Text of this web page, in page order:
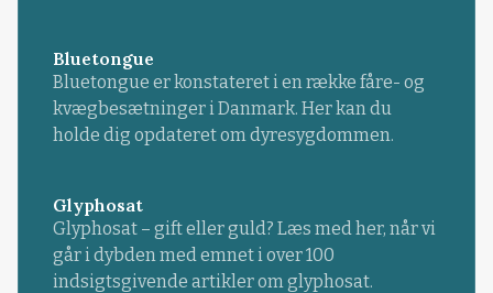
Bluetongue
Bluetongue er konstateret i en række fåre- og
kvægbesætninger i Danmark. Her kan du
holde dig opdateret om dyresygdommen.
Glyphosat
Glyphosat – gift eller guld? Læs med her, når vi
går i dybden med emnet i over 100
indsigtsgivende artikler om glyphosat.